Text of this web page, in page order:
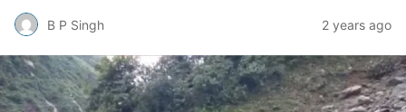
B P Singh 2 years ago